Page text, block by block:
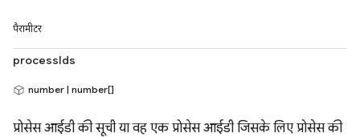
पैरामीटर
processIds
number | number[]
प्रोसेस आईडी की सूची या वह एक प्रोसेस आईडी जिसके लिए प्रोसेस की